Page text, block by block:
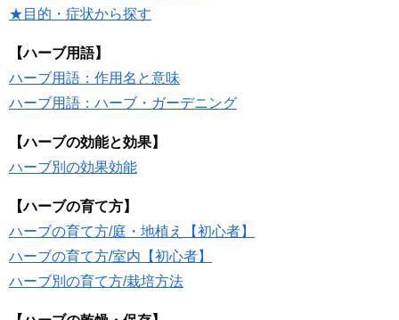
★目的・症状から探す
【ハーブ用語】
ハーブ用語：作用名と意味
ハーブ用語：ハーブ・ガーデニング
【ハーブの効能と効果】
ハーブ別の効果効能
【ハーブの育て方】
ハーブの育て方/庭・地植え【初心者】
ハーブの育て方/室内【初心者】
ハーブ別の育て方/栽培方法